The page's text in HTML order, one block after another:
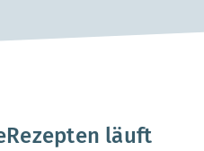
läuft